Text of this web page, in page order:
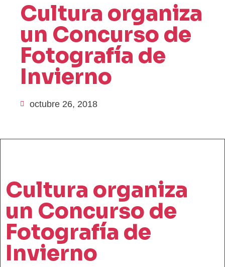
Cultura organiza
un Concurso de
Fotografía de
Invierno
octubre 26, 2018
Cultura organiza
un Concurso de
Fotografía de
Invierno